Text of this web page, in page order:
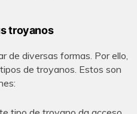
troyanos
de diversas formas. Por ello,
de troyanos. Estos son